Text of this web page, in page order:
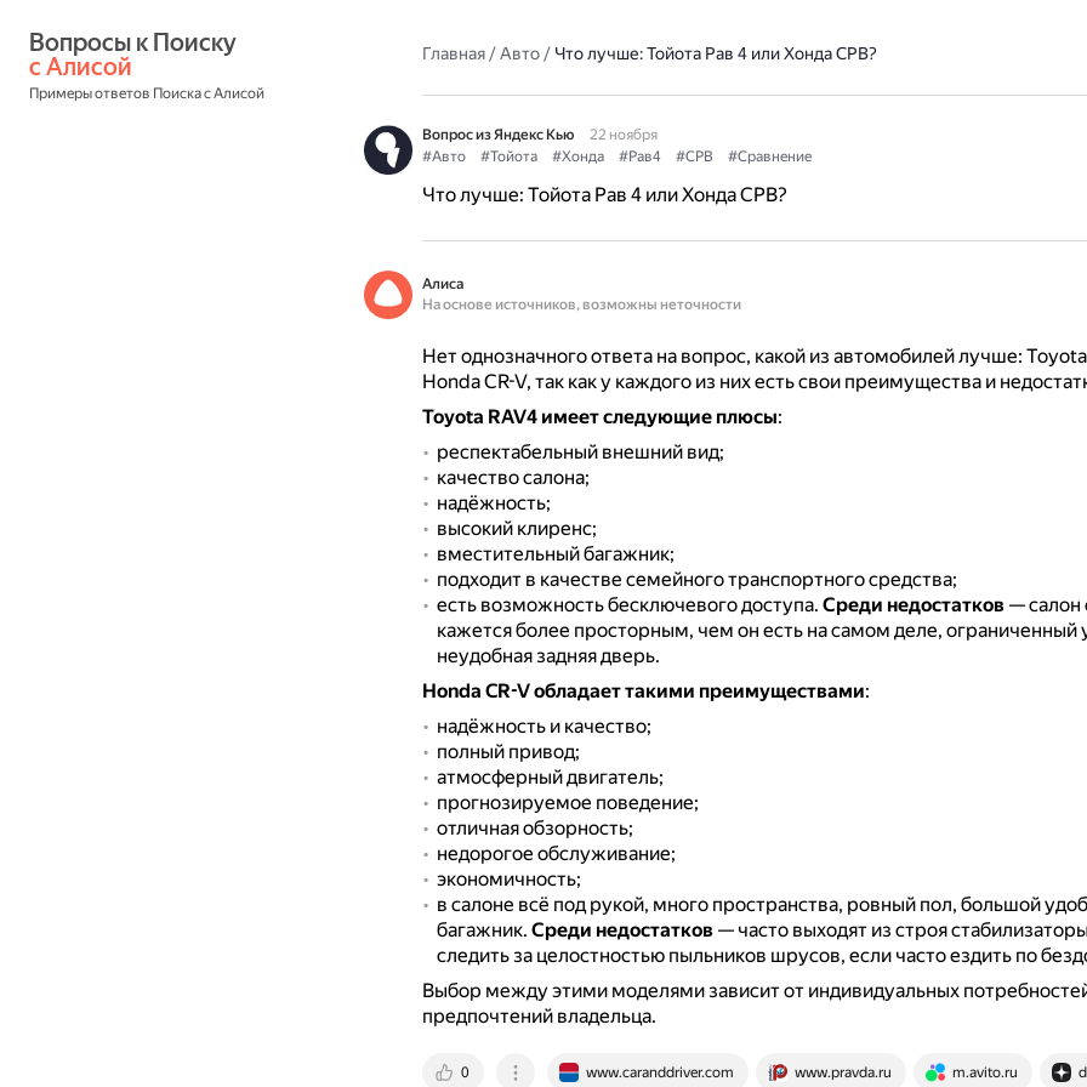
с Алисой
Примеры ответов Поиска с Алисой
Главная/Авто/ Что лучше: Тойота Рав 4 или Хонда СРВ?
Вопрос из Яндекс Кью
22 ноября
#Авто
#Тойота #Хонда #Рав4 #СРВ #Сравнение
Что лучше: Тойота Рав 4 или Хонда СРВ?
Алиса
На основе источников, возможны неточности
Нет однозначного ответа на вопрос, какой из автомобилей лучше:
Honda CR-V, так как у каждого из них есть свои преимущества и
Toyota RAV4 имеет следующие плюсы:
респектабельный внешний вид;
качество салона;
надёжность;
высокий клиренс;
вместительный багажник;
подходит в качестве семейного транспортного средства;
есть возможность бесключевого доступа. Среди недостатков— салон
кажется более просторным, чем он есть на самом деле, ограниченный
неудобная задняя дверь.
Honda CR-Vобладает такими преимуществами:
надёжность и качество;
полный привод;
атмосферный двигатель;
прогнозируемое поведение;
отличная обзорность;
недорогое обслуживание;
экономичность;
в салоне всё под рукой, много пространства, ровный пол, большой
багажник. Среди недостатков— часто выходят из строя
следить за целостностью пыльников шрусов, если часто ездить по
Выбор между этими моделями зависит от индивидуальных
предпочтений владельца.
0 www.caranddriver.com www.pravda.ru m.avito.ru